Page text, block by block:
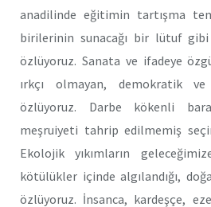
anadilinde eğitimin tartışma
birilerinin sunacağı bir lütuf
özlüyoruz. Sanata ve ifadeye
ırkçı olmayan, demokratik
özlüyoruz. Darbe kökenli
meşruiyeti tahrip edilmemiş
Ekolojik yıkımların
kötülükler içinde algılandığı,
özlüyoruz. İnsanca, kardeşçe,